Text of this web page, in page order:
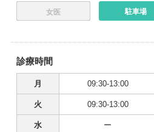
女医 駐車場
診療時間
月 09:30-13:00
火 09:30-13:00
水 ー